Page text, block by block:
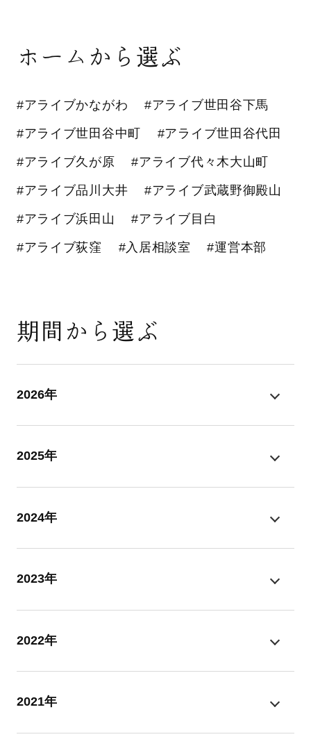
ホームから選ぶ
#アライブかながわ #アライブ世田谷下馬
#アライブ世田谷中町 #アライブ世田谷代田
#アライブ久が原 #アライブ代々木大山町
#アライブ品川大井 #アライブ武蔵野御殿山
#アライブ浜田山 #アライブ目白
#アライブ荻窪 #入居相談室 #運営本部
期間から選ぶ
2026年
2025年
2024年
2023年
2022年
2021年